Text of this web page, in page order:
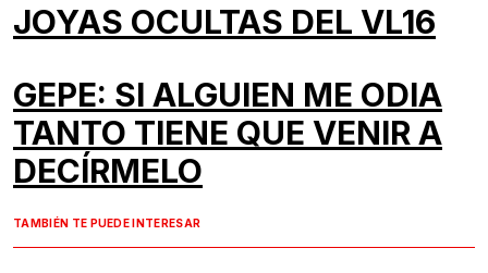
JOYAS OCULTAS DEL VL16
GEPE: SI ALGUIEN ME ODIA
TANTO TIENE QUE VENIR A
DECÍRMELO
TAMBIÉN TE PUEDE INTERESAR